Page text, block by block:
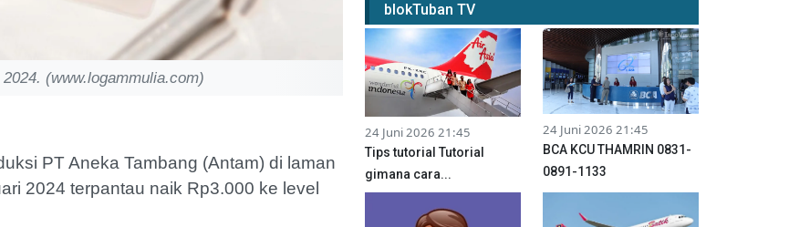
(www.logammulia.com)
PT Aneka Tambang (Antam) di laman
2024 terpantau naik Rp3.000 ke level
blokTuban TV
24 Juni 2026 21:45
Tips tutorial Tutorial
gimana cara...
24 Juni 2026 21:45
BCA KCU THAMRIN 0831-
0891-1133